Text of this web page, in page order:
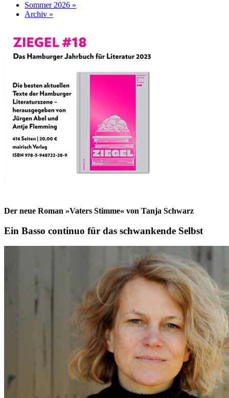
Sommer 2026 »
Archiv »
Der neue Roman »Vaters Stimme« von Tanja Schwarz
Ein Basso continuo für das schwankende Selbst